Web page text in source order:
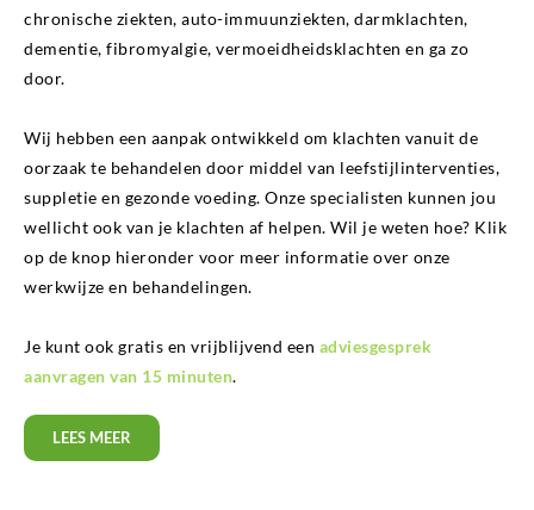
chronische ziekten, auto-immuunziekten, darmklachten,
dementie, fibromyalgie, vermoeidheidsklachten en ga zo
door.
Wij hebben een aanpak ontwikkeld om klachten vanuit de
oorzaak te behandelen door middel van leefstijlinterventies,
suppletie en gezonde voeding. Onze specialisten kunnen jou
wellicht ook van je klachten af helpen. Wil je weten hoe? Klik
op de knop hieronder voor meer informatie over onze
werkwijze en behandelingen.
Je kunt ook gratis en vrijblijvend een adviesgesprek
aanvragen van 15 minuten.
LEES MEER